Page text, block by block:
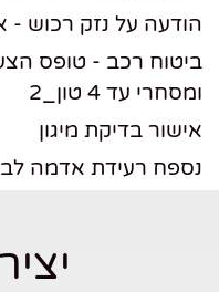
הודעה על נזק רכוש -
ביטוח רכב - טופס
ומסחרי עד 4 טון_2
אישור בדיקת מיגון
נספח רעידת אדמה